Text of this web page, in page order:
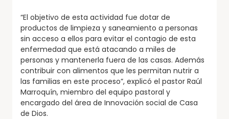
“El objetivo de esta actividad fue dotar de
productos de limpieza y saneamiento a personas
sin acceso a ellos para evitar el contagio de esta
enfermedad que está atacando a miles de
personas y mantenerla fuera de las casas. Además
contribuir con alimentos que les permitan nutrir a
las familias en este proceso”, explicó el pastor Raúl
Marroquín, miembro del equipo pastoral y
encargado del área de Innovación social de Casa
de Dios.